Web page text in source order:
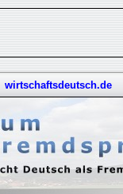
wirtschaftsdeutsch.de